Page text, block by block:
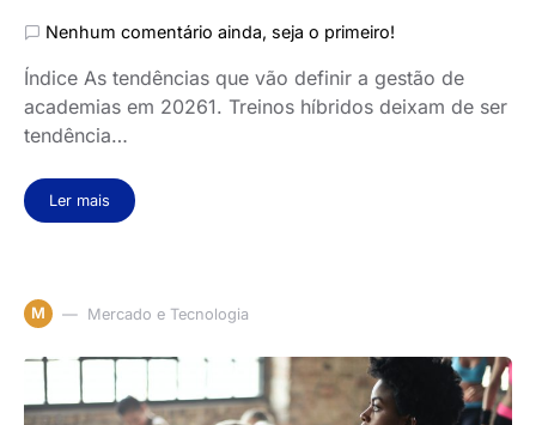
Nenhum comentário ainda, seja o primeiro!
Índice As tendências que vão definir a gestão de
academias em 20261. Treinos híbridos deixam de ser
tendência…
Ler mais
M Mercado e Tecnologia